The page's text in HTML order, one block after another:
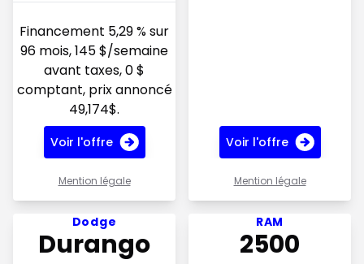
Financement 5,29 % sur
96 mois, 145 $/semaine
avant taxes, 0 $
comptant, prix annoncé
49,174$.
Voir l'offre
Mention légale
Voir l'offre
Mention légale
Voir l'offre 183$ par semaine
Dodge
Durango
Voir l'offre 260.98$ par
RAM
2500